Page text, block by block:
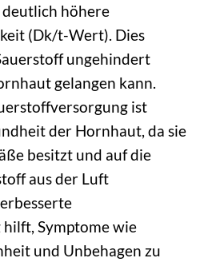
höhere
(Dk/t-Wert). Dies
ungehindert
gelangen kann.
ist
der Hornhaut, da sie
besitzt und auf die
aus der Luft
Symptome wie
und Unbehagen zu